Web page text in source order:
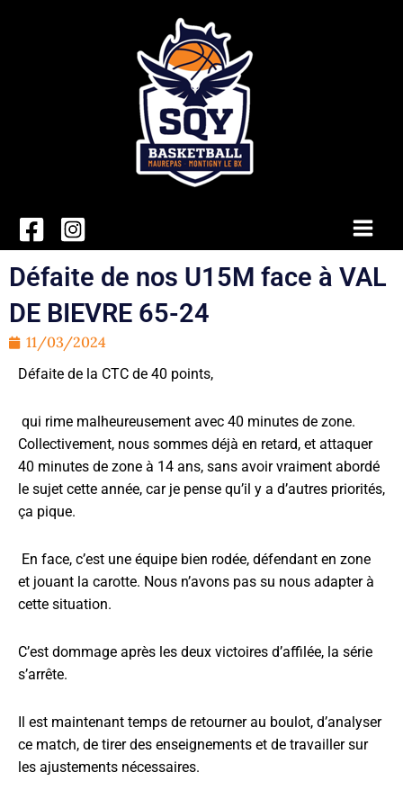
Main
Défaite de nos U15M face à VAL
DE BIEVRE 65-24
11/03/2024
Défaite de la CTC de 40 points,
qui rime malheureusement avec 40 minutes de zone.
Collectivement, nous sommes déjà en retard, et attaquer
40 minutes de zone à 14 ans, sans avoir vraiment abordé
le sujet cette année, car je pense qu’il y a d’autres priorités,
ça pique.
En face, c’est une équipe bien rodée, défendant en zone
et jouant la carotte. Nous n’avons pas su nous adapter à
cette situation.
C’est dommage après les deux victoires d’affilée, la série
s’arrête.
Il est maintenant temps de retourner au boulot, d’analyser
ce match, de tirer des enseignements et de travailler sur
les ajustements nécessaires.